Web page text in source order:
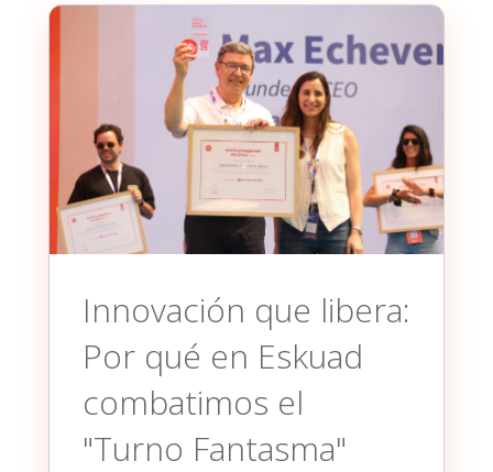
Innovación que libera:
Por qué en Eskuad
combatimos el
"Turno Fantasma"